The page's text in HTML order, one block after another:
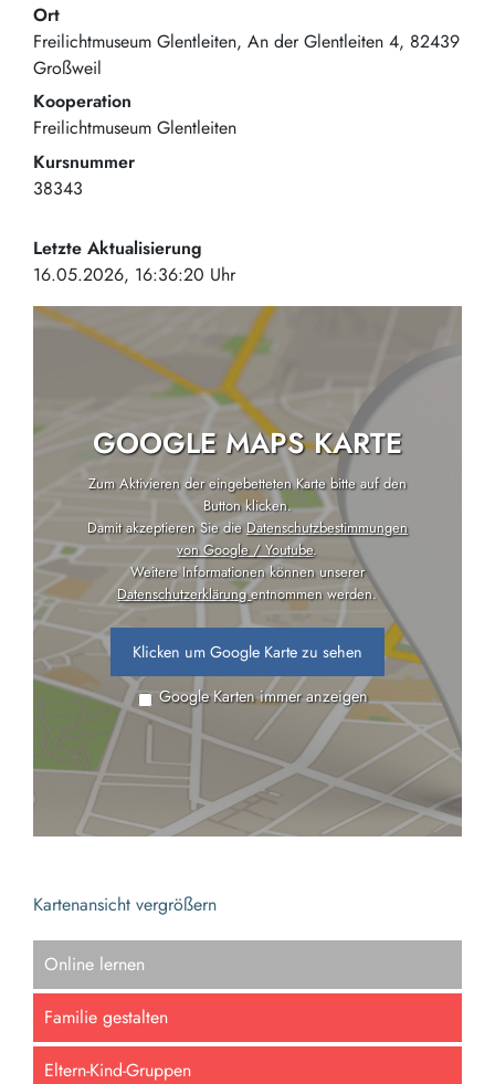
Ort
Freilichtmuseum Glentleiten An der Glentleiten 4 82439
Großweil
Kooperation
Freilichtmuseum Glentleiten
Kursnummer
38343
Letzte Aktualisierung
16.05.2026, 16:36:20 Uhr
GOOGLE MAPS KARTE
Zum Aktivieren der eingebetteten Karte bitte auf den
Button klicken.
Damit akzeptieren Sie dieDatenschutzbestimmungen
von Google / Youtube.
Weitere Informationen können unserer
Datenschutzerklärungentnommen werden.
Klicken um Google Karte zu sehen
Google Karten immer anzeigen
Kartenansicht vergrößern
Online lernen
Familie gestalten
Eltern-Kind-Gruppen